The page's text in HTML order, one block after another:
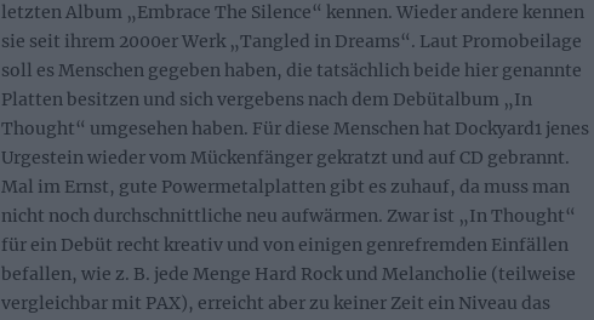
letzten Album „Embrace The Silence“ kennen. Wieder andere kennen
sie seit ihrem 2000er Werk „Tangled in Dreams“. Laut Promobeilage
soll es Menschen gegeben haben, die tatsächlich beide hier genannte
Platten besitzen und sich vergebens nach dem Debütalbum „In
Thought“ umgesehen haben. Für diese Menschen hat Dockyard1 jenes
Urgestein wieder vom Mückenfänger gekratzt und auf CD gebrannt.
Mal im Ernst, gute Powermetalplatten gibt es zuhauf, da muss man
nicht noch durchschnittliche neu aufwärmen. Zwar ist „In Thought“
für ein Debüt recht kreativ und von einigen genrefremden Einfällen
befallen, wie z. B. jede Menge Hard Rock und Melancholie (teilweise
vergleichbar mit PAX), erreicht aber zu keiner Zeit ein Niveau das